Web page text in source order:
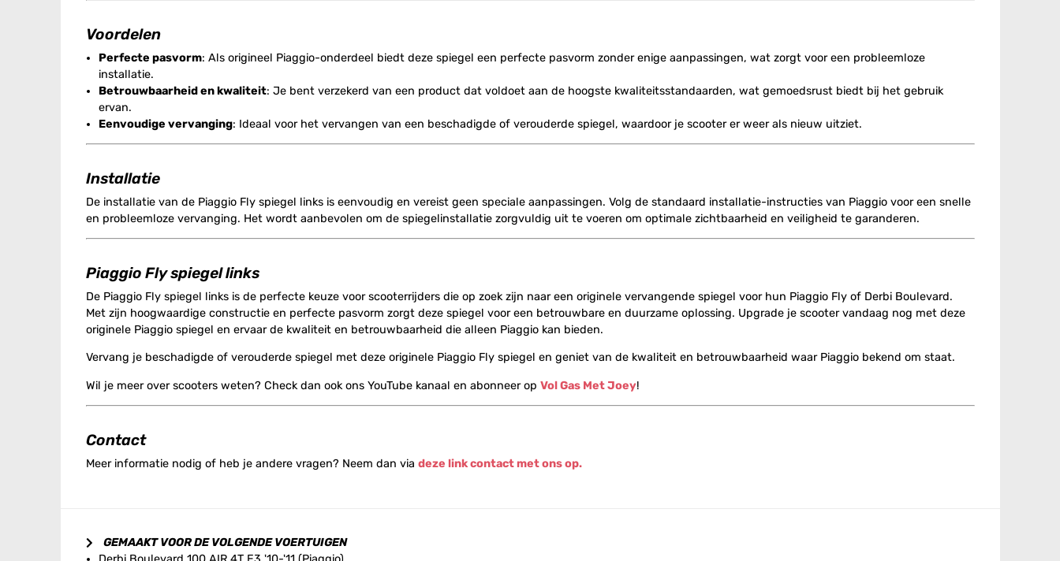
Voordelen
Perfecte pasvorm: Als origineel Piaggio-onderdeel biedt deze spiegel een perfecte pasvorm zonder enige aanpassingen, wat zorgt voor een probleemloze
installatie.
Betrouwbaarheid en kwaliteit: Je bent verzekerd van een product dat voldoet aan de hoogste kwaliteitsstandaarden, wat gemoedsrust biedt bij het gebruik
ervan.
Eenvoudige vervanging: Ideaal voor het vervangen van een beschadigde of verouderde spiegel, waardoor je scooter er weer als nieuw uitziet.
Installatie
De installatie van de Piaggio Fly spiegel links is eenvoudig en vereist geen speciale aanpassingen. Volg de standaard installatie-instructies van Piaggio voor een snelle
en probleemloze vervanging. Het wordt aanbevolen om de spiegelinstallatie zorgvuldig uit te voeren om optimale zichtbaarheid en veiligheid te garanderen.
Piaggio Fly spiegel links
De Piaggio Fly spiegel links is de perfecte keuze voor scooterrijders die op zoek zijn naar een originele vervangende spiegel voor hun Piaggio Fly of Derbi Boulevard.
Met zijn hoogwaardige constructie en perfecte pasvorm zorgt deze spiegel voor een betrouwbare en duurzame oplossing. Upgrade je scooter vandaag nog met deze
originele Piaggio spiegel en ervaar de kwaliteit en betrouwbaarheid die alleen Piaggio kan bieden.
Vervang je beschadigde of verouderde spiegel met deze originele Piaggio Fly spiegel en geniet van de kwaliteit en betrouwbaarheid waar Piaggio bekend om staat.
Wil je meer over scooters weten? Check dan ook ons YouTube kanaal en abonneer op Vol Gas Met Joey!
Contact
Meer informatie nodig of heb je andere vragen? Neem dan via deze link contact met ons op.
GEMAAKT VOOR DE VOLGENDE VOERTUIGEN